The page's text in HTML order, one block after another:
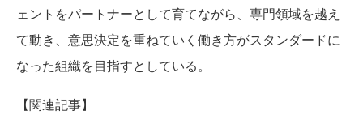
ェントをパートナーとして育てながら、専門領域を越え
て動き、意思決定を重ねていく働き方がスタンダードに
なった組織を目指すとしている。
【関連記事】